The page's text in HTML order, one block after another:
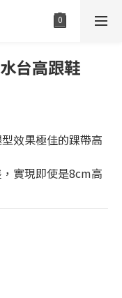
台高跟鞋
效果極佳的踝帶高
實現即使是8cm高